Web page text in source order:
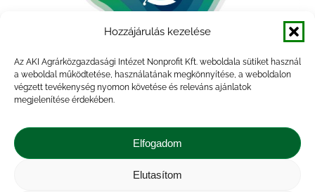
Hozzájárulás kezelése
Az AKI Agrárközgazdasági Intézet Nonprofit Kft. weboldala sütiket használ
a weboldal működtetése, használatának megkönnyítése, a weboldalon
végzett tevékenység nyomon követése és releváns ajánlatok
megjelenítése érdekében.
Elfogadom
Elutasítom
Ministry of Agriculture and Forestry